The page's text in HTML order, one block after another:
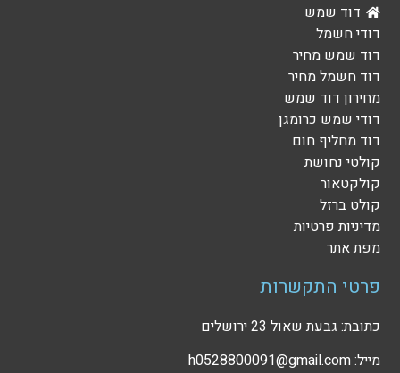
דוד שמש
דודי חשמל
דוד שמש מחיר
דוד חשמל מחיר
מחירון דוד שמש
דודי שמש כרומגן
דוד מחליף חום
קולטי נחושת
קולקטאור
קולט ברזל
מדיניות פרטיות
מפת אתר
פרטי התקשרות
כתובת: גבעת שאול 23 ירושלים
מייל: h0528800091@gmail.com